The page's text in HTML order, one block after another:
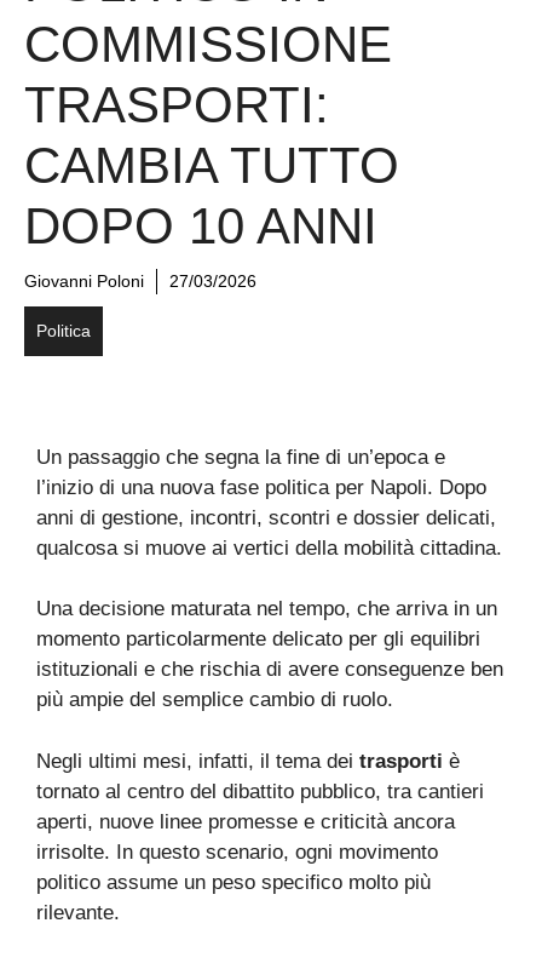
COMMISSIONE
TRASPORTI:
CAMBIA TUTTO
DOPO 10 ANNI
Giovanni Poloni 27/03/2026
Politica
Un passaggio che segna la fine di un’epoca e
l’inizio di una nuova fase politica per Napoli. Dopo
anni di gestione, incontri, scontri e dossier delicati,
qualcosa si muove ai vertici della mobilità cittadina.
Una decisione maturata nel tempo, che arriva in un
momento particolarmente delicato per gli equilibri
istituzionali e che rischia di avere conseguenze ben
più ampie del semplice cambio di ruolo.
Negli ultimi mesi, infatti, il tema dei trasporti è
tornato al centro del dibattito pubblico, tra cantieri
aperti, nuove linee promesse e criticità ancora
irrisolte. In questo scenario, ogni movimento
politico assume un peso specifico molto più
rilevante.